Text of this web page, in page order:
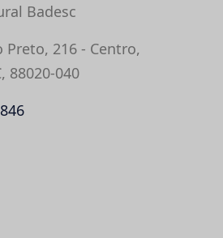
Badesc
Preto, 216 - Centro,
88020-040